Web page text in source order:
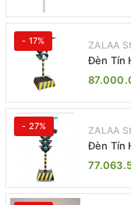
- 17% ZALAA
Đèn Tín
Trời
- 27% ZALAA
Đèn Tín
Trời